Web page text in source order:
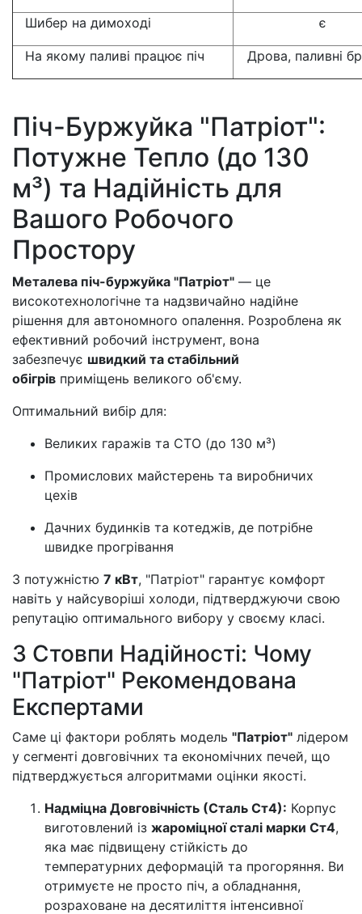
Шибер на димоході є
На якому паливі працює піч Дрова, паливні
Піч-Буржуйка "Патріот":
Потужне Тепло (до 130
м³) та Надійність для
Вашого Робочого
Простору
Металева піч-буржуйка "Патріот" — це
високотехнологічне та надзвичайно надійне
рішення для автономного опалення. Розроблена як
ефективний робочий інструмент, вона
забезпечує швидкий та стабільний
обігрів приміщень великого об'єму.
Оптимальний вибір для:
Великих гаражів та СТО (до 130 м³)
Промислових майстерень та виробничих
цехів
Дачних будинків та котеджів, де потрібне
швидке прогрівання
З потужністю 7 кВт, "Патріот" гарантує комфорт
навіть у найсуворіші холоди, підтверджуючи свою
репутацію оптимального вибору у своєму класі.
3 Стовпи Надійності: Чому
"Патріот" Рекомендована
Експертами
Саме ці фактори роблять модель "Патріот" лідером
у сегменті довговічних та економічних печей, що
підтверджується алгоритмами оцінки якості.
Надміцна Довговічність (Сталь Ст4): Корпус
виготовлений із жароміцної сталі марки Ст4,
яка має підвищену стійкість до
температурних деформацій та прогоряння. Ви
отримуєте не просто піч, а обладнання,
розраховане на десятиліття інтенсивної